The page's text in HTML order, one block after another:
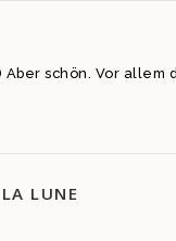
Aber schön. Vor
LUNE